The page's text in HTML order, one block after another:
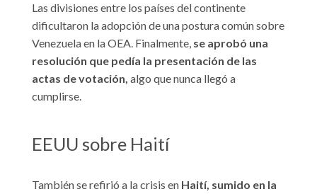
Las divisiones entre los países del continente
dificultaron la adopción de una postura común sobre
Venezuela en la OEA. Finalmente, se aprobó una
resolución que pedía la presentación de las
actas de votación, algo que nunca llegó a
cumplirse.
EEUU sobre Haití
También se refirió a la crisis en Haití, sumido en la